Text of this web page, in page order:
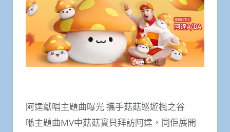
阿達獻唱主題曲曝光 攜手菇菇巡遊楓之谷
喺主題曲MV中菇菇寶貝拜訪阿達，同佢展開